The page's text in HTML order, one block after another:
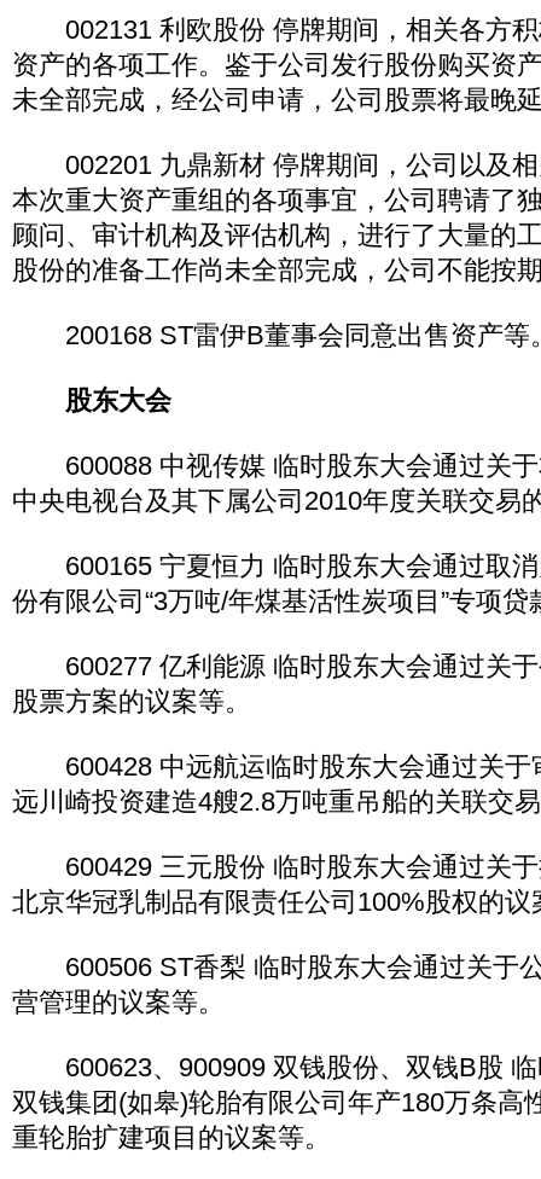
002131 利欧股份 停牌期间，相关各方积
资产的各项工作。鉴于公司发行股份购买资
未全部完成，经公司申请，公司股票将最晚
002201 九鼎新材 停牌期间，公司以及相
本次重大资产重组的各项事宜，公司聘请了
顾问、审计机构及评估机构，进行了大量的
股份的准备工作尚未全部完成，公司不能按
200168 ST雷伊B董事会同意出售资产等
股东大会
600088 中视传媒 临时股东大会通过关于
中央电视台及其下属公司2010年度关联交易
600165 宁夏恒力 临时股东大会通过取消
份有限公司“3万吨/年煤基活性炭项目”专项
600277 亿利能源 临时股东大会通过关于
股票方案的议案等。
600428 中远航运临时股东大会通过关于
远川崎投资建造4艘2.8万吨重吊船的关联交
600429 三元股份 临时股东大会通过关于
北京华冠乳制品有限责任公司100%股权的议
600506 ST香梨 临时股东大会通过关于
营管理的议案等。
600623、900909 双钱股份、双钱B股 临
双钱集团(如皋)轮胎有限公司年产180万条高
重轮胎扩建项目的议案等。